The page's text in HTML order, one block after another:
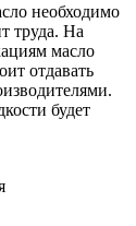
необходимо
труда. На
масло
отдавать
будет